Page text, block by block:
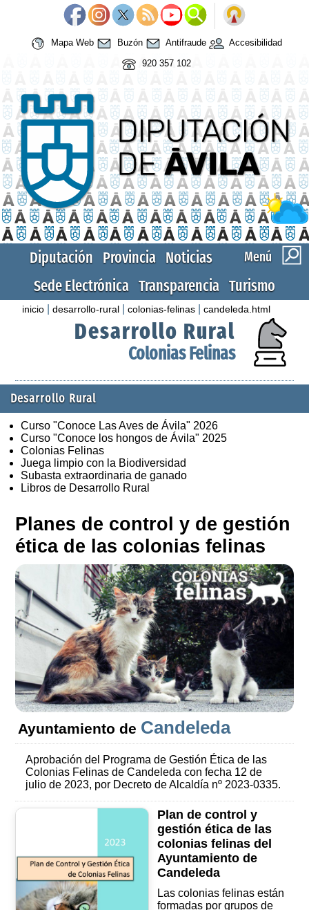
Mapa Web Buzón Antifraude
Accesibilidad
920 357 102
Menú
Diputación Provincia Noticias
Sede Electrónica Transparencia Turismo
inicio |desarrollo-rural |colonias-felinas |candeleda.html
Desarrollo Rural
Colonias Felinas
Desarrollo Rural
Curso "Conoce Las Aves de Ávila" 2026
Curso "Conoce los hongos de Ávila" 2025
Colonias Felinas
Juega limpio con la Biodiversidad
Subasta extraordinaria de ganado
Libros de Desarrollo Rural
Planes de control y de gestión
ética de las colonias felinas
Ayuntamiento de Candeleda
Aprobación del Programa de Gestión Ética de las
Colonias Felinas de Candeleda con fecha 12 de
julio de 2023, por Decreto de Alcaldía nº 2023-0335.
Plan de control y
gestión ética de las
colonias felinas del
Ayuntamiento de
Candeleda
Las colonias felinas están
formadas por grupos de